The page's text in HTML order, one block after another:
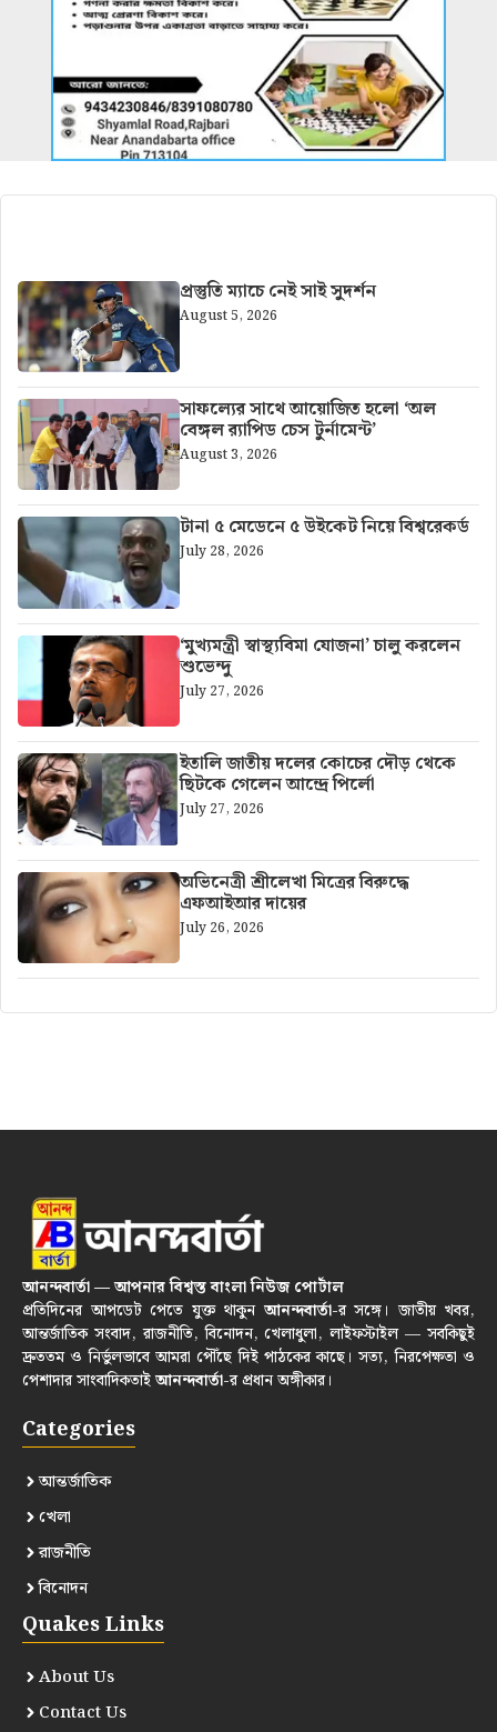
প্রস্তুতি ম্যাচে নেই সাই সুদর্শন
August 5, 2026
সাফল্যের সাথে আয়োজিত হলো ‘অল
বেঙ্গল র‍্যাপিড চেস টুর্নামেন্ট’
August 3, 2026
টানা ৫ মেডেনে ৫ উইকেট নিয়ে বিশ্বরেকর্ড
July 28, 2026
‘মুখ্যমন্ত্রী স্বাস্থ্যবিমা যোজনা’ চালু করলেন
শুভেন্দু
July 27, 2026
ইতালি জাতীয় দলের কোচের দৌড় থেকে
ছিটকে গেলেন আন্দ্রে পির্লো
July 27, 2026
অভিনেত্রী শ্রীলেখা মিত্রের বিরুদ্ধে
এফআইআর দায়ের
July 26, 2026
আনন্দবার্তা — আপনার বিশ্বস্ত বাংলা নিউজ পোর্টাল
প্রতিদিনের আপডেট পেতে যুক্ত থাকুনআনন্দবার্তা-র সঙ্গে। জাতীয় খবর,
আন্তর্জাতিক সংবাদ, রাজনীতি, বিনোদন, খেলাধুলা, লাইফস্টাইল — সবকিছুই
দ্রুততম ও নির্ভুলভাবে আমরা পৌঁছে দিই পাঠকের কাছে। সত্য, নিরপেক্ষতা ও
পেশাদার সাংবাদিকতাইআনন্দবার্তা-র প্রধান অঙ্গীকার।
Categories
আন্তর্জাতিক
খেলা
রাজনীতি
বিনোদন
Quakes Links
About Us
Contact Us